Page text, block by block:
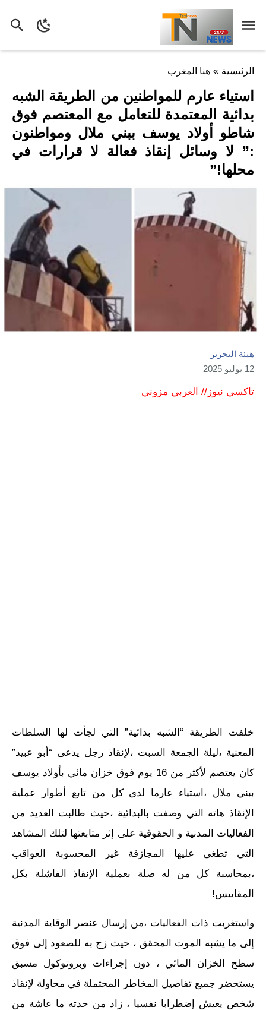
الرئيسية » هنا المغرب
استياء عارم للمواطنين من الطريقة الشبه
بدائية المعتمدة للتعامل مع المعتصم فوق
شاطو أولاد يوسف ببني ملال ومواطنون
:” لا وسائل إنقاذ فعالة لا قرارات في
محلها!”
هيئة التحرير
12 يوليو 2025
تاكسي نيوز// العربي مزوني
خلفت الطريقة “الشبه بدائية” التي لجأت لها السلطات
المعنية ،ليلة الجمعة السبت ،لإنقاذ رجل يدعى “أبو عبيد”
كان يعتصم لأكثر من 16 يوم فوق خزان مائي بأولاد يوسف
ببني ملال ،استياء عارما لدى كل من تابع أطوار عملية
الإنقاذ هاته التي وصفت بالبدائية ،حيث طالبت العديد من
الفعاليات المدنية و الحقوقية على إثر متابعتها لتلك المشاهد
التي تطغى عليها المجازفة غير المحسوبة العواقب
،بمحاسبة كل من له صلة بعملية الإنقاذ الفاشلة بكل
المقاييس!
واستغربت ذات الفعاليات ،من إرسال عنصر الوقاية المدنية
إلى ما يشبه الموت المحقق ، حيث زج به للصعود إلى فوق
سطح الخزان المائي ، دون إجراءات وبروتوكول مسبق
يستحضر جميع تفاصيل المخاطر المحتملة في محاولة لإنقاذ
شخص يعيش إضطرابا نفسيا ، زاد من حدته ما عاشة من